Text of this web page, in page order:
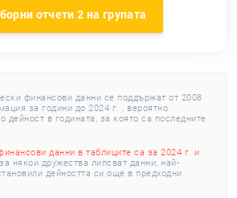
отчети 2 на групата
финансови данни се поддържат от 2008
за години до 2024 г. , вероятно
дейност в годината, за която са последните
данни в таблиците са за 2024 г. и
някои дружества липсват данни, най-
дейността си още в предходни